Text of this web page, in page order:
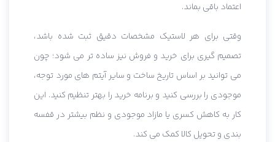
اعتماد باقی بماند.
وقتی برای هر لاستیک مشخصات دقیق ثبت شده باشد،
تصمیم گیری برای خرید و فروش نیز ساده تر می شود؛ چون
می توانید بر اساس تاریخ ساخت و سایر آیتم های مورد توجه،
موجودی را بررسی کنید و برنامه خرید را بهتر تنظیم کنید. این
کار به کاهش کسری یا مازاد موجودی و نظم بیشتر در قفسه
بندی و تحویل کالا کمک می کند.